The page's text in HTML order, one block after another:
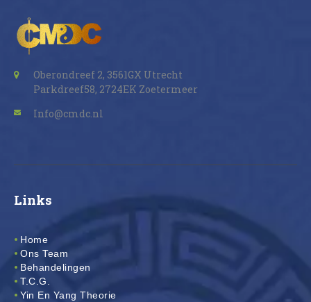
Oberondreef 2, 3561GX Utrecht
Parkdreef58, 2724EK Zoetermeer
Info@cmdc.nl
Links
Home
Ons Team
Behandelingen
T.C.G.
Yin En Yang Theorie